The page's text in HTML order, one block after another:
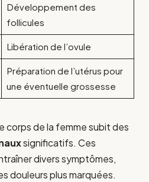
Développement des
follicules
Libération de l’ovule
Préparation de l’utérus pour
une éventuelle grossesse
corps de la femme subit des
significatifs. Ces
divers symptômes,
douleurs plus marquées.